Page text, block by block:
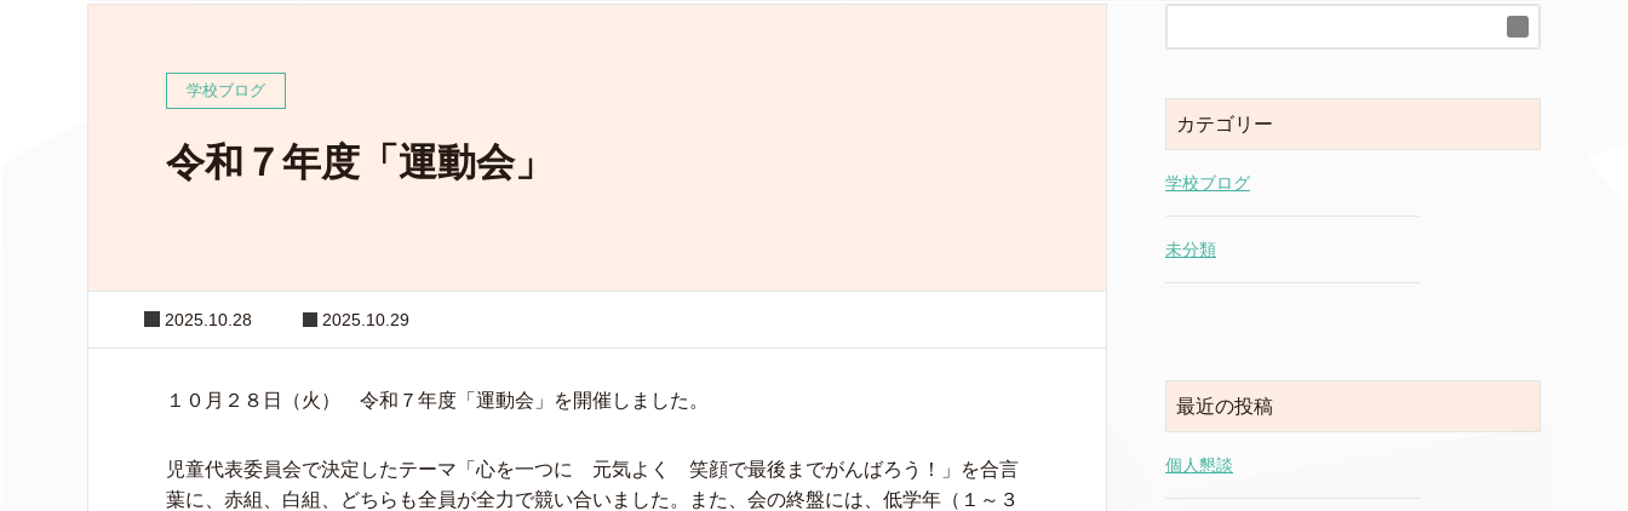
学校ブログ
令和７年度「運動会」
2025.10.28 2025.10.29
１０月２８日（火） 令和７年度「運動会」を開催しました。
児童代表委員会で決定したテーマ「心を一つに 元気よく 笑顔で最後までがんばろう！」を合言
葉に、赤組、白組、どちらも全員が全力で競い合いました。また、会の終盤には、低学年（１～３
カテゴリー
学校ブログ
未分類
最近の投稿
個人懇談